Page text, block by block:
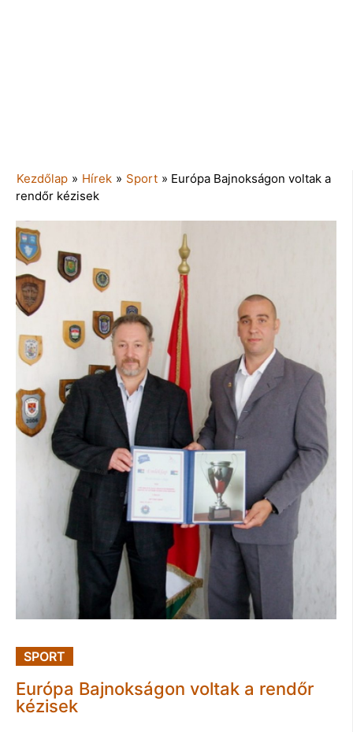
Kezdőlap » Hírek » Sport » Európa Bajnokságon voltak a
rendőr kézisek
SPORT
Európa Bajnokságon voltak a rendőr
kézisek